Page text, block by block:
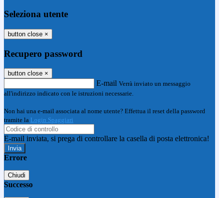
Seleziona utente
button close ×
Recupero password
button close ×
E-mail Verrà inviato un messaggio
all'indirizzo indicato con le istruzioni necessarie.
Non hai una e-mail associata al nome utente? Effettua il reset della password
tramite la Login Spaggiari
E-mail inviata, si prega di controllare la casella di posta elettronica!
Errore
Chiudi
Successo